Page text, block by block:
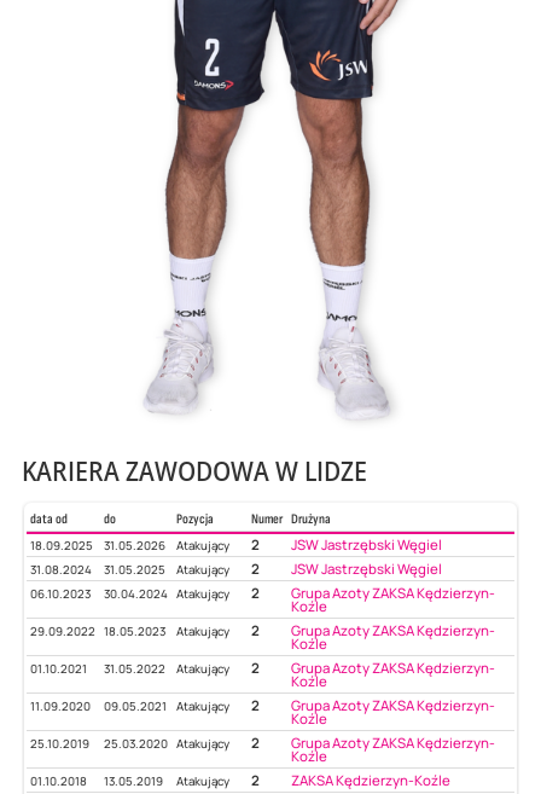
KARIERA ZAWODOWA W LIDZE
data od do Pozycja Numer Drużyna
18.09.2025
31.05.2026 Atakujący 2 JSW Jastrzębski Węgiel
31.08.2024 31.05.2025 Atakujący 2 JSW Jastrzębski Węgiel
06.10.2023 30.04.2024 Atakujący 2 Grupa Azoty ZAKSA Kędzierzyn-
Koźle
29.09.2022 18.05.2023 Atakujący 2 Grupa Azoty ZAKSA Kędzierzyn-
Koźle
01.10.2021 31.05.2022 Atakujący 2 Grupa Azoty ZAKSA Kędzierzyn-
Koźle
11.09.2020 09.05.2021 Atakujący 2 Grupa Azoty ZAKSA Kędzierzyn-
Koźle
25.10.2019 25.03.2020 Atakujący 2 Grupa Azoty ZAKSA Kędzierzyn-
Koźle
01.10.2018 13.05.2019 Atakujący 2 ZAKSA Kędzierzyn-Koźle